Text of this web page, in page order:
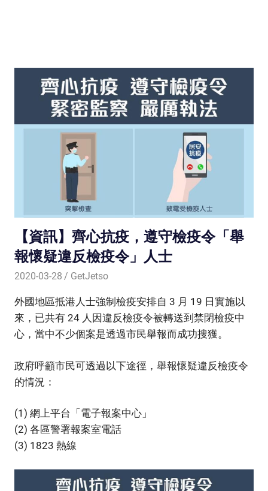
【資訊】齊心抗疫，遵守檢疫令「舉
報懷疑違反檢疫令」人士
2020-03-28 GetJetso
外國地區抵港人士強制檢疫安排自 3 月 19 日實施以
來，已共有 24 人因違反檢疫令被轉送到禁閉檢疫中
心，當中不少個案是透過市民舉報而成功搜獲。
政府呼籲市民可透過以下途徑，舉報懷疑違反檢疫令
的情況：
(1) 網上平台「電子報案中心」
(2) 各區警署報案室電話
(3) 1823 熱線